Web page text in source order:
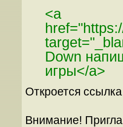
<a
Down
игры</a>
Откроется
Внимание!